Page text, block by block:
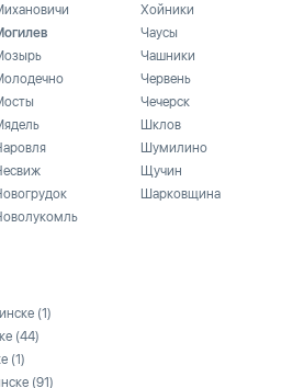
Хойники
Чаусы
Чашники
Червень
Чечерск
Шклов
Шумилино
Щучин
Шарковщина
(1)
(44)
(1)
(91)